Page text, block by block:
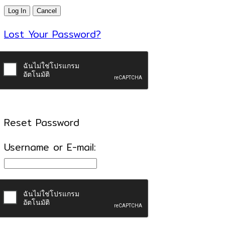
Lost Your Password?
Reset Password
Username or E-mail: